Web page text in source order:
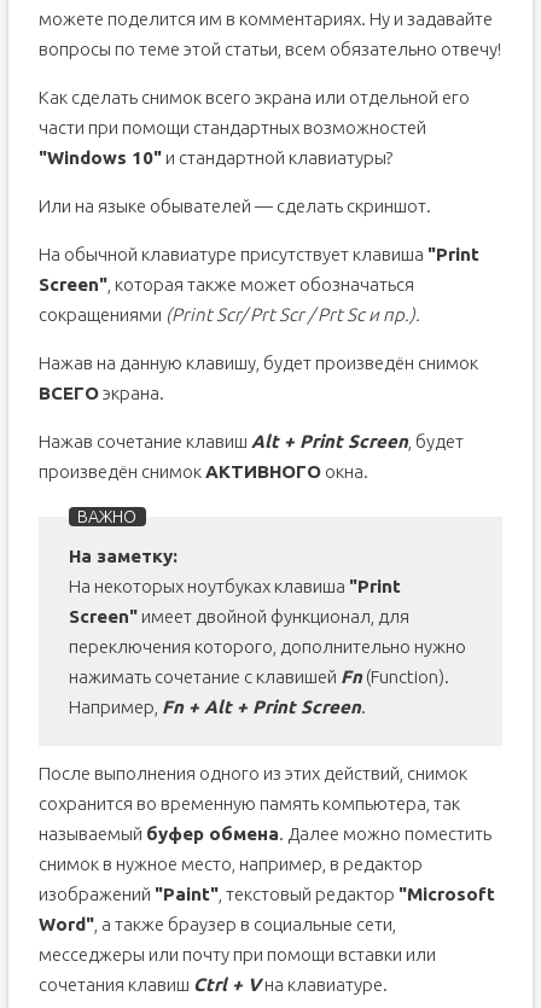
можете поделится им в комментариях. Ну и задавайте
вопросы по теме этой статьи, всем обязательно отвечу!
Как сделать снимок всего экрана или отдельной его
части при помощи стандартных возможностей
"Windows 10"и стандартной клавиатуры?
Или на языке обывателей — сделать скриншот.
На обычной клавиатуре присутствует клавиша "Print
Screen", которая также может обозначаться
сокращениями (Print Scr/ Prt Scr / Prt Sc и пр.).
Нажав на данную клавишу, будет произведён снимок
ВСЕГОэкрана.
Нажав сочетание клавиш Alt + Print Screen, будет
произведён снимокАКТИВНОГОокна.
На заметку:
На некоторых ноутбуках клавиша "Print
Screen"имеет двойной функционал, для
переключения которого, дополнительно нужно
нажимать сочетание с клавишей Fn (Function).
Например, Fn + Alt + Print Screen.
После выполнения одного из этих действий, снимок
сохранится во временную память компьютера, так
называемый буфер обмена. Далее можно поместить
снимок в нужное место, например, в редактор
изображений "Paint", текстовый редактор "Microsoft
Word", а также браузер в социальные сети,
месседжеры или почту при помощи вставки или
сочетания клавиш Ctrl + Vна клавиатуре.